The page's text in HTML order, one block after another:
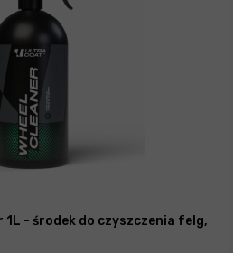
1L - środek do czyszczenia felg,